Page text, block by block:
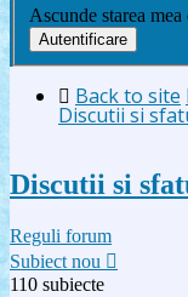
Ascunde starea
Back to site
Discutii si
Discutii si
Reguli forum
Subiect nou
110 subiecte